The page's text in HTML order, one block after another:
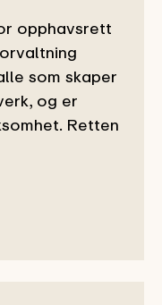
opphavsrett
som skaper
og er
Retten